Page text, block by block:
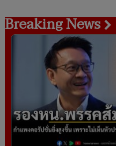
Breaking News